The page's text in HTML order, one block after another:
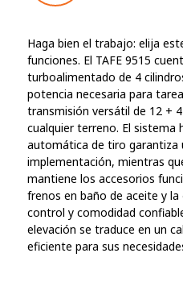
Haga bien el trabajo: elija
funciones. El TAFE 9515
turboalimentado de 4
potencia necesaria para
transmisión versátil de 12 +
cualquier terreno. El sistema
automática de tiro garantiza
implementación, mientras
mantiene los accesorios
frenos en baño de aceite y
control y comodidad
elevación se traduce en un
eficiente para sus